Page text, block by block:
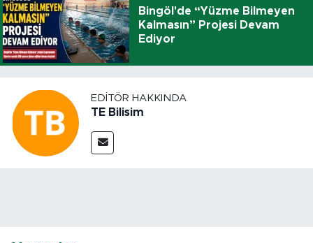
Bingöl'de “Yüzme Bilmeyen
Kalmasın” Projesi Devam
Ediyor
EDITÖR HAKKINDA
TE Bilisim